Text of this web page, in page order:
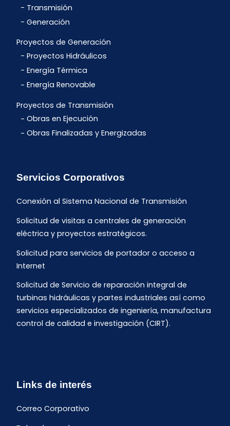
Transmisión
Generación
Proyectos de Generación
Proyectos Hidráulicos
Energía Térmica
Energía Renovable
Proyectos de Transmisión
Obras en Ejecución
Obras Finalizadas y Energizadas
Servicios Corporativos
Conexión al Sistema Nacional de Transmisión
Solicitud de visitas a centrales de generación
eléctrica y proyectos estratégicos.
Solicitud para servicios de portador o acceso a
Internet
Solicitud de Servicio de reparación integral de
turbinas hidráulicas y partes industriales así como
servicios especializados de ingeniería, manufactura
control de calidad e investigación (CIRT).
Links de interés
Correo Corporativo